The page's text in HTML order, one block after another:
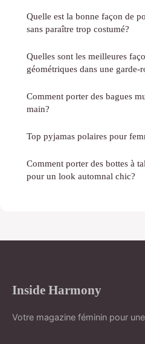
Quelle est la bonne façon de
sans paraître trop costumé?
Quelles sont les meilleures
géométriques dans une garde-
Comment porter des bagues
main?
Top pyjamas polaires pour
Comment porter des bottes à
pour un look automnal chic?
Inside Harmony
Votre magazine féminin pour